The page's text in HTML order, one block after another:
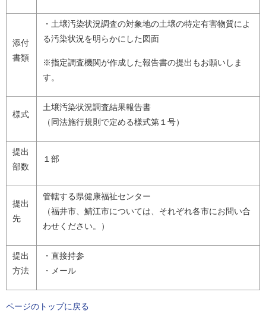
添付
書類
・土壌汚染状況調査の対象地の土壌の特定有害物質によ
る汚染状況を明らかにした図面
※指定調査機関が作成した報告書の提出もお願いしま
す。
様式
土壌汚染状況調査結果報告書
（同法施行規則で定める様式第１号）
提出
部数
１部
提出
先
管轄する県健康福祉センター
（福井市、鯖江市については、それぞれ各市にお問い合
わせください。）
提出
方法
・直接持参
・メール
ページのトップに戻る